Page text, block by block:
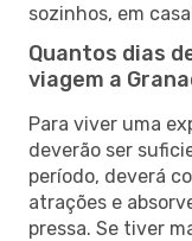
sozinhos, em
Quantos dias
viagem a
Para viver uma
deverão ser
período, deverá
atrações e
pressa. Se tiver